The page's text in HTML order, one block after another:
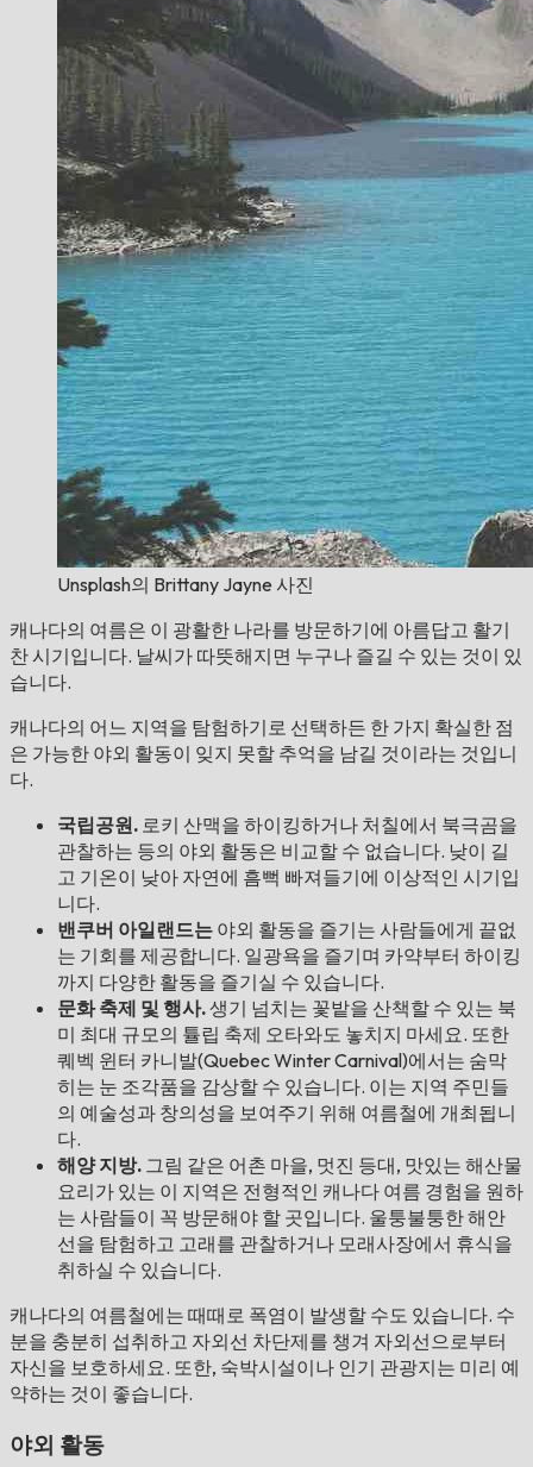
Unsplash의 Brittany Jayne 사진
캐나다의 여름은 이 광활한 나라를 방문하기에 아름답고 활기
찬 시기입니다. 날씨가 따뜻해지면 누구나 즐길 수 있는 것이 있
습니다.
캐나다의 어느 지역을 탐험하기로 선택하든 한 가지 확실한 점
은 가능한 야외 활동이 잊지 못할 추억을 남길 것이라는 것입니
다.
국립공원. 로키 산맥을 하이킹하거나 처칠에서 북극곰을
관찰하는 등의 야외 활동은 비교할 수 없습니다. 낮이 길
고 기온이 낮아 자연에 흠뻑 빠져들기에 이상적인 시기입
니다.
밴쿠버 아일랜드는 야외 활동을 즐기는 사람들에게 끝없
는 기회를 제공합니다. 일광욕을 즐기며 카약부터 하이킹
까지 다양한 활동을 즐기실 수 있습니다.
문화 축제 및 행사.생기 넘치는 꽃밭을 산책할 수 있는 북
미 최대 규모의 튤립 축제 오타와도 놓치지 마세요. 또한
퀘벡 윈터 카니발(Quebec Winter Carnival)에서는 숨막
히는 눈 조각품을 감상할 수 있습니다. 이는 지역 주민들
의 예술성과 창의성을 보여주기 위해 여름철에 개최됩니
다.
해양 지방. 그림 같은 어촌 마을, 멋진 등대, 맛있는 해산물
요리가 있는 이 지역은 전형적인 캐나다 여름 경험을 원하
는 사람들이 꼭 방문해야 할 곳입니다. 울퉁불퉁한 해안
선을 탐험하고 고래를 관찰하거나 모래사장에서 휴식을
취하실 수 있습니다.
캐나다의 여름철에는 때때로 폭염이 발생할 수도 있습니다. 수
분을 충분히 섭취하고 자외선 차단제를 챙겨 자외선으로부터
자신을 보호하세요. 또한, 숙박시설이나 인기 관광지는 미리 예
약하는 것이 좋습니다.
야외 활동